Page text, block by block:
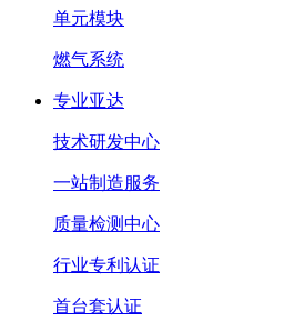
单元模块
燃气系统
专业亚达
技术研发中心
一站制造服务
质量检测中心
行业专利认证
首台套认证